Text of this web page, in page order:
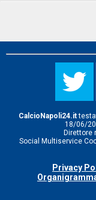
CalcioNapoli24.it
18/06/
Direttore
Social Multiservice
Privacy